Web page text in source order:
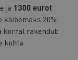
ja 1300 eurot
20%.
korral rakendub
kohta.